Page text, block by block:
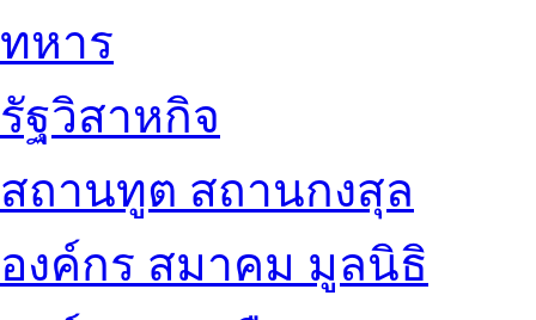
ทหาร
รัฐวิสาหกิจ
สถานทูต สถานกงสุล
องค์กร สมาคม มูลนิธิ